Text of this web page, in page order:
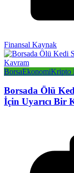
Finansal Kaynak
BorsaEkonomiKripto
Borsada Ölü
İçin Uyarıcı Bir